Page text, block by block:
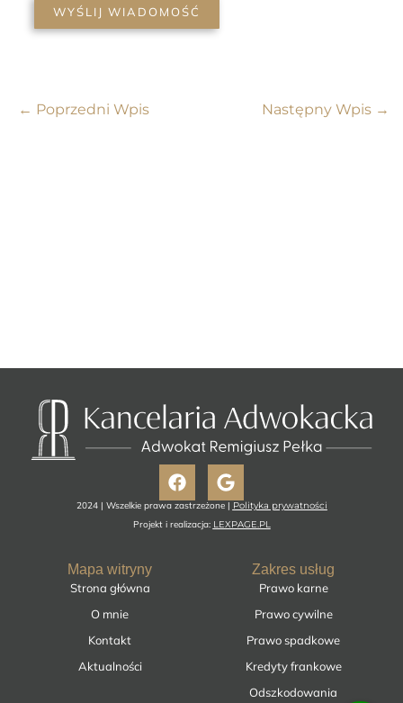
WYŚLIJ WIADOMOŚĆ
← Poprzedni Wpis Następny Wpis →
Facebook
Google
2024 | Wszelkie prawa zastrzeżone | Polityka prywatności
Projekt i realizacja: LEXPAGE.PL
Mapa witryny
Strona główna
O mnie
Kontakt
Aktualności
Zakres usług
Prawo karne
Prawo cywilne
Prawo spadkowe
Kredyty frankowe
Odszkodowania